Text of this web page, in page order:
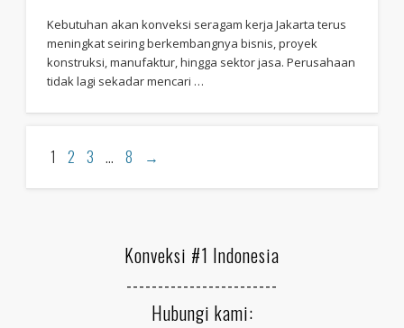
Kebutuhan akan konveksi seragam kerja Jakarta terus
meningkat seiring berkembangnya bisnis, proyek
konstruksi, manufaktur, hingga sektor jasa. Perusahaan
tidak lagi sekadar mencari …
1 2 3 … 8 →
Konveksi #1 Indonesia
------------------------
Hubungi kami: